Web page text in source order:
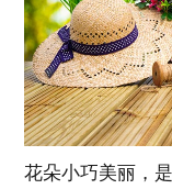
花朵小巧美丽，